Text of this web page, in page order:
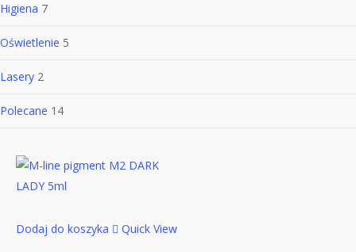
Higiena 7
Oświetlenie 5
Lasery 2
Polecane 14
Dodaj do koszyka Quick View